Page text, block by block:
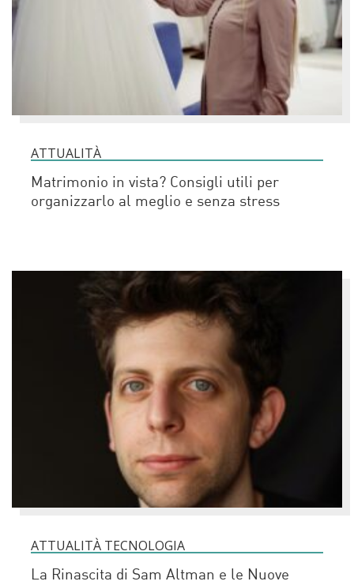
ATTUALITÀ
Matrimonio in vista? Consigli utili per
organizzarlo al meglio e senza stress
ATTUALITÀ TECNOLOGIA
La Rinascita di Sam Altman e le Nuove